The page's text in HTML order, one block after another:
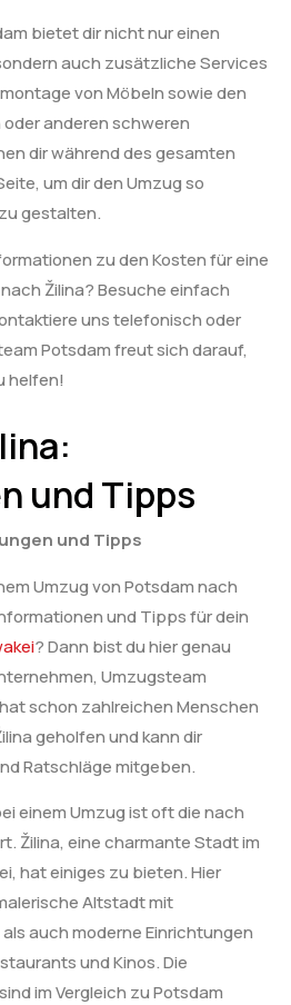
bietet dir nicht nur einen
auch zusätzliche Services
von Möbeln sowie den
anderen schweren
dir während des gesamten
um dir den Umzug so
gestalten.
zu den Kosten für eine
Žilina? Besuche einfach
uns telefonisch oder
Potsdam freut sich darauf,
helfen!
und Tipps
und Tipps
Umzug von Potsdam nach
und Tipps für dein
? Dann bist du hier genau
Umzugsteam
schon zahlreichen Menschen
geholfen und kann dir
Ratschläge mitgeben.
einem Umzug ist oft die nach
Žilina, eine charmante Stadt im
hat einiges zu bieten. Hier
Altstadt mit
auch moderne Einrichtungen
und Kinos. Die
im Vergleich zu Potsdam